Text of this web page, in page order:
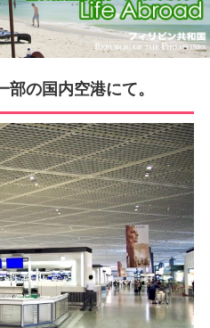
の国内空港にて。